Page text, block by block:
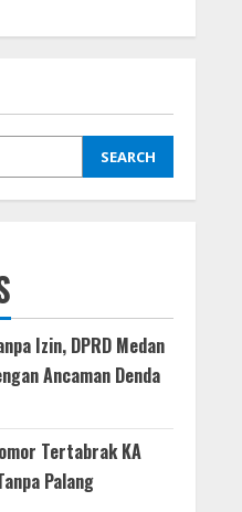
SEARCH
Izin, DPRD Medan
Ancaman Denda
Tertabrak KA
Palang